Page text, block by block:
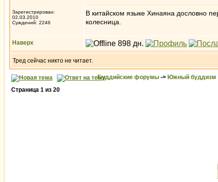
Зарегистрирован:
02.03.2010
Суждений: 2246
В китайском языке Хинаяна дословно
колесница.
Наверх
Тред сейчас никто не читает.
Буддийские форумы -> Южный буддизм
Страница 1 из 20